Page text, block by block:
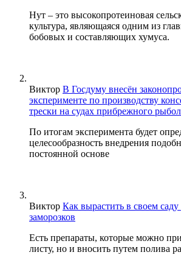
Нут – это высокопротеиновая
культура, являющаяся одним из
бобовых и составляющих хумуса.
Виктор В Госдуму внесён
эксперименте по производству
трески на судах прибрежного
По итогам эксперимента будет
целесообразность внедрения
постоянной основе
Виктор Как вырастить в своем
заморозков
Есть препараты, которые можно
листу, но и вносить путем полива